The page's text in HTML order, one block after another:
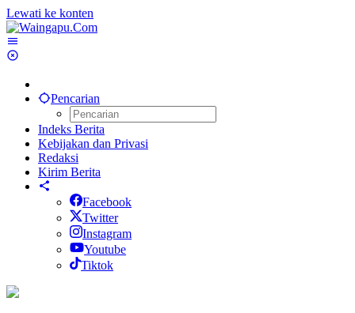
Lewati ke konten
Pencarian
Indeks Berita
Kebijakan dan Privasi
Redaksi
Kirim Berita
Facebook
Twitter
Instagram
Youtube
Tiktok